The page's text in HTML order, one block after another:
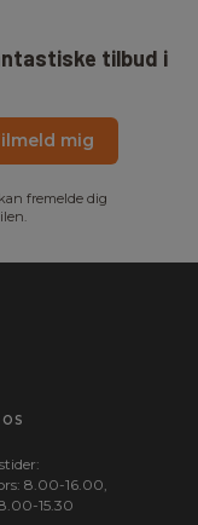
tilbud i
mig
fremelde dig
8.00-16.00,
15.30